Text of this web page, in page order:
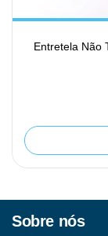
Entretela Não
Sobre nós